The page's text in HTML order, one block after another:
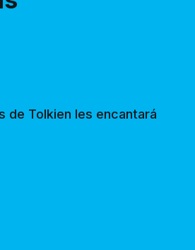
de Tolkien les encantará